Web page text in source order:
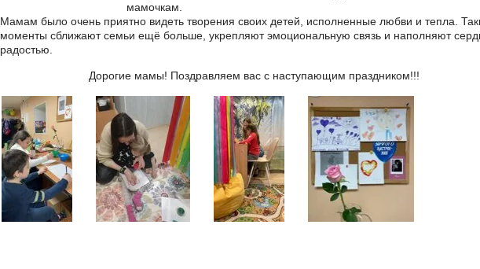
мамочкам.
Мамам было очень приятно видеть творения своих детей, исполненные любви и тепла.
моменты сближают семьи ещё больше, укрепляют эмоциональную связь и наполняют
радостью.
Дорогие мамы! Поздравляем вас с наступающим праздником!!!